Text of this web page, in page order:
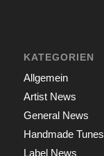
KATEGORIEN
Allgemein
Artist News
General News
Handmade Tunes
Label News